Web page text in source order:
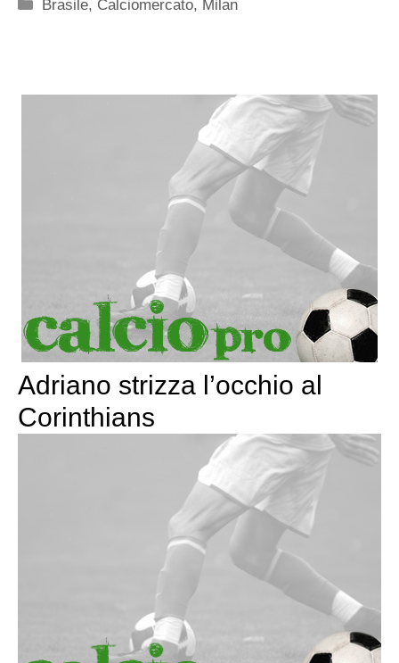
Brasile, Calciomercato, Milan
Adriano strizza l’occhio al
Corinthians